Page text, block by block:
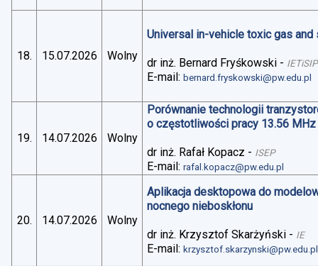
18. 15.07.2026 Wolny
Universal in-vehicle toxic gas
dr inż. Bernard Fryśkowski - IETiSIP
E-mail:bernard.fryskowski@pw.edu.pl
19. 14.07.2026 Wolny
Porównanie technologii
o częstotliwości pracy 13.56 MHz
dr inż. Rafał Kopacz - ISEP
E-mail:rafal.kopacz@pw.edu.pl
20. 14.07.2026 Wolny
Aplikacja desktopowa do
nocnego nieboskłonu
dr inż. Krzysztof Skarżyński - IE
E-mail:krzysztof.skarzynski@pw.edu.pl